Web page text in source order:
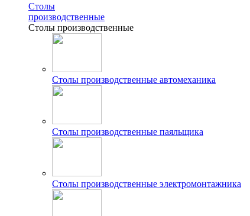
Столы
производственные
Столы производственные
Столы производственные автомеханика
Столы производственные паяльщика
Столы производственные электромонтажника